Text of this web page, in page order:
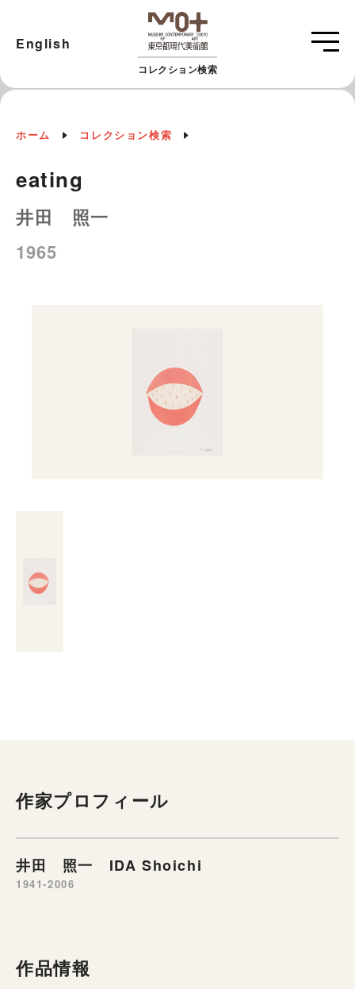
コレクション検索
English
ホーム コレクション検索
eating
井田 照一
1965
作家プロフィール
井田 照一 IDA Shoichi
1941-2006
作品情報